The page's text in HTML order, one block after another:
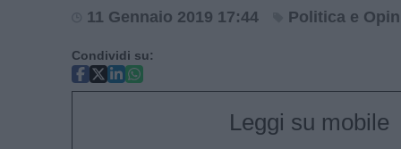
11 Gennaio 2019 17:44 Politica e
Condividi su:
Leggi su mobile